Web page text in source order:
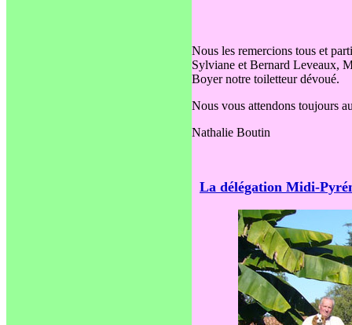
Nous les remercions tous et
Sylviane et Bernard Leveaux,
Boyer notre toiletteur dévoué.
Nous vous attendons toujours
Nathalie Boutin
La délégation Midi-